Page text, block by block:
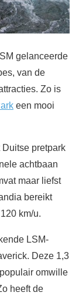
gelanceerde
van de
Zo is
een mooi
pretpark
achtbaan
maar liefst
bereikt
km/u.
LSM-
Deze 1,3
omwille
heeft de